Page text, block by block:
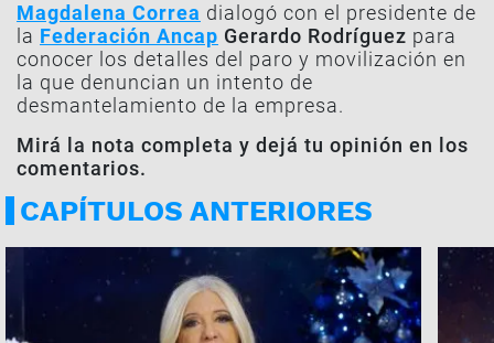
Magdalena Correa dialogó con el presidente de
la Federación Ancap Gerardo Rodríguez para
conocer los detalles del paro y movilización en
la que denuncian un intento de
desmantelamiento de la empresa.
Mirá la nota completa y dejá tu opinión en los
comentarios.
CAPÍTULOS ANTERIORES